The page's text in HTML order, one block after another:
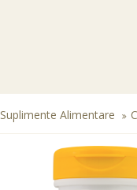
Suplimente Alimentare